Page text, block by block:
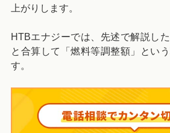
上がりします。
HTBエナジーでは、先述で解説し
と合算して「燃料等調整額」とい
す。